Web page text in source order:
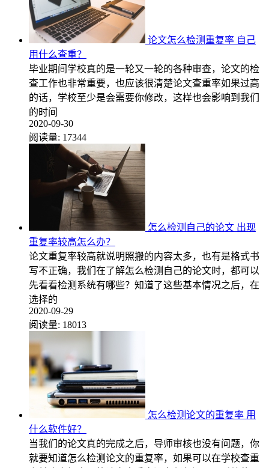
论文怎么检测重复率 自己
用什么查重？
毕业期间学校真的是一轮又一轮的各种审查，论文的检
查工作也非常重要，也应该很清楚论文查重率如果过高
的话，学校至少是会需要你修改，这样也会影响到我们
的时间
2020-09-30
阅读量: 17344
怎么检测自己的论文 出现
重复率较高怎么办？
论文重复率较高就说明照搬的内容太多，也有是格式书
写不正确，我们在了解怎么检测自己的论文时，都可以
先看看检测系统有哪些？知道了这些基本情况之后，在
选择的
2020-09-29
阅读量: 18013
怎么检测论文的重复率 用
什么软件好？
当我们的论文真的完成之后，导师审核也没有问题，你
就要知道怎么检测论文的重复率，如果可以在学校查重